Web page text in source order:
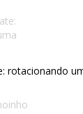
rotacionando